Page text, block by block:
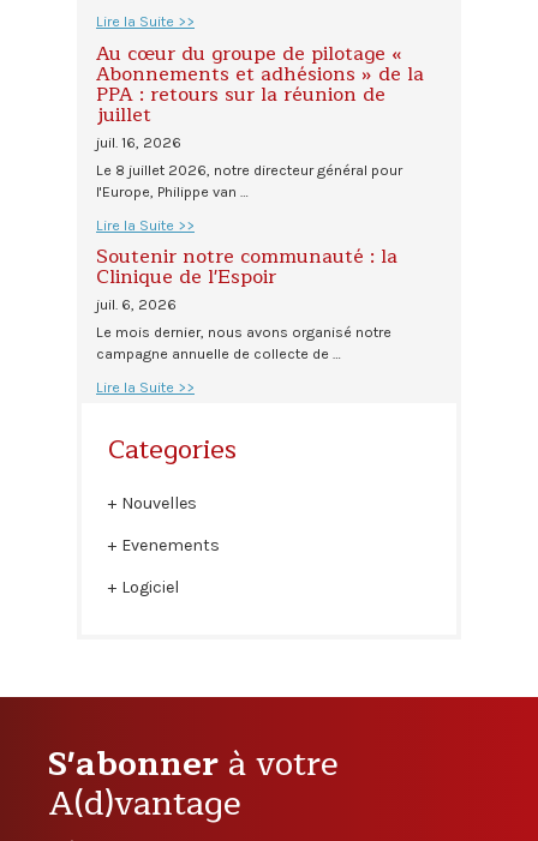
Lire la Suite >>
Au cœur du groupe de pilotage «
Abonnements et adhésions » de la
PPA : retours sur la réunion de
juillet
juil. 16, 2026
Le 8 juillet 2026, notre directeur général pour
l'Europe, Philippe van …
Lire la Suite >>
Soutenir notre communauté : la
Clinique de l'Espoir
juil. 6, 2026
Le mois dernier, nous avons organisé notre
campagne annuelle de collecte de …
Lire la Suite >>
Categories
Nouvelles
Evenements
Logiciel
S'abonnerà votre
A(d)vantage